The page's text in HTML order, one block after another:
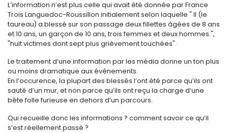
L’information n’est plus celle qui avait été donnée par France
Trois Languedoc-Roussillon initialement selon laquelle " Il (le
taureau) a blessé sur son passage deux fillettes âgées de 8 ans
et 10 ans, un garçon de 10 ans, trois femmes et deux hommes.",
"huit victimes dont sept plus grièvement touchées".
Le traitement d’une information par les média donne un ton plus
ou moins dramatique aux événements.
En l’occurence, la plupart des blessés l’ont été parce qu’ils ont
sauté d’un mur, et non parce qu’ils ont reçu la charge d’une
bête folle furieuse en dehors d’un parcours.
Qui recueille donc les informations ? comment savoir ce qu’il
s’est réellement passé ?